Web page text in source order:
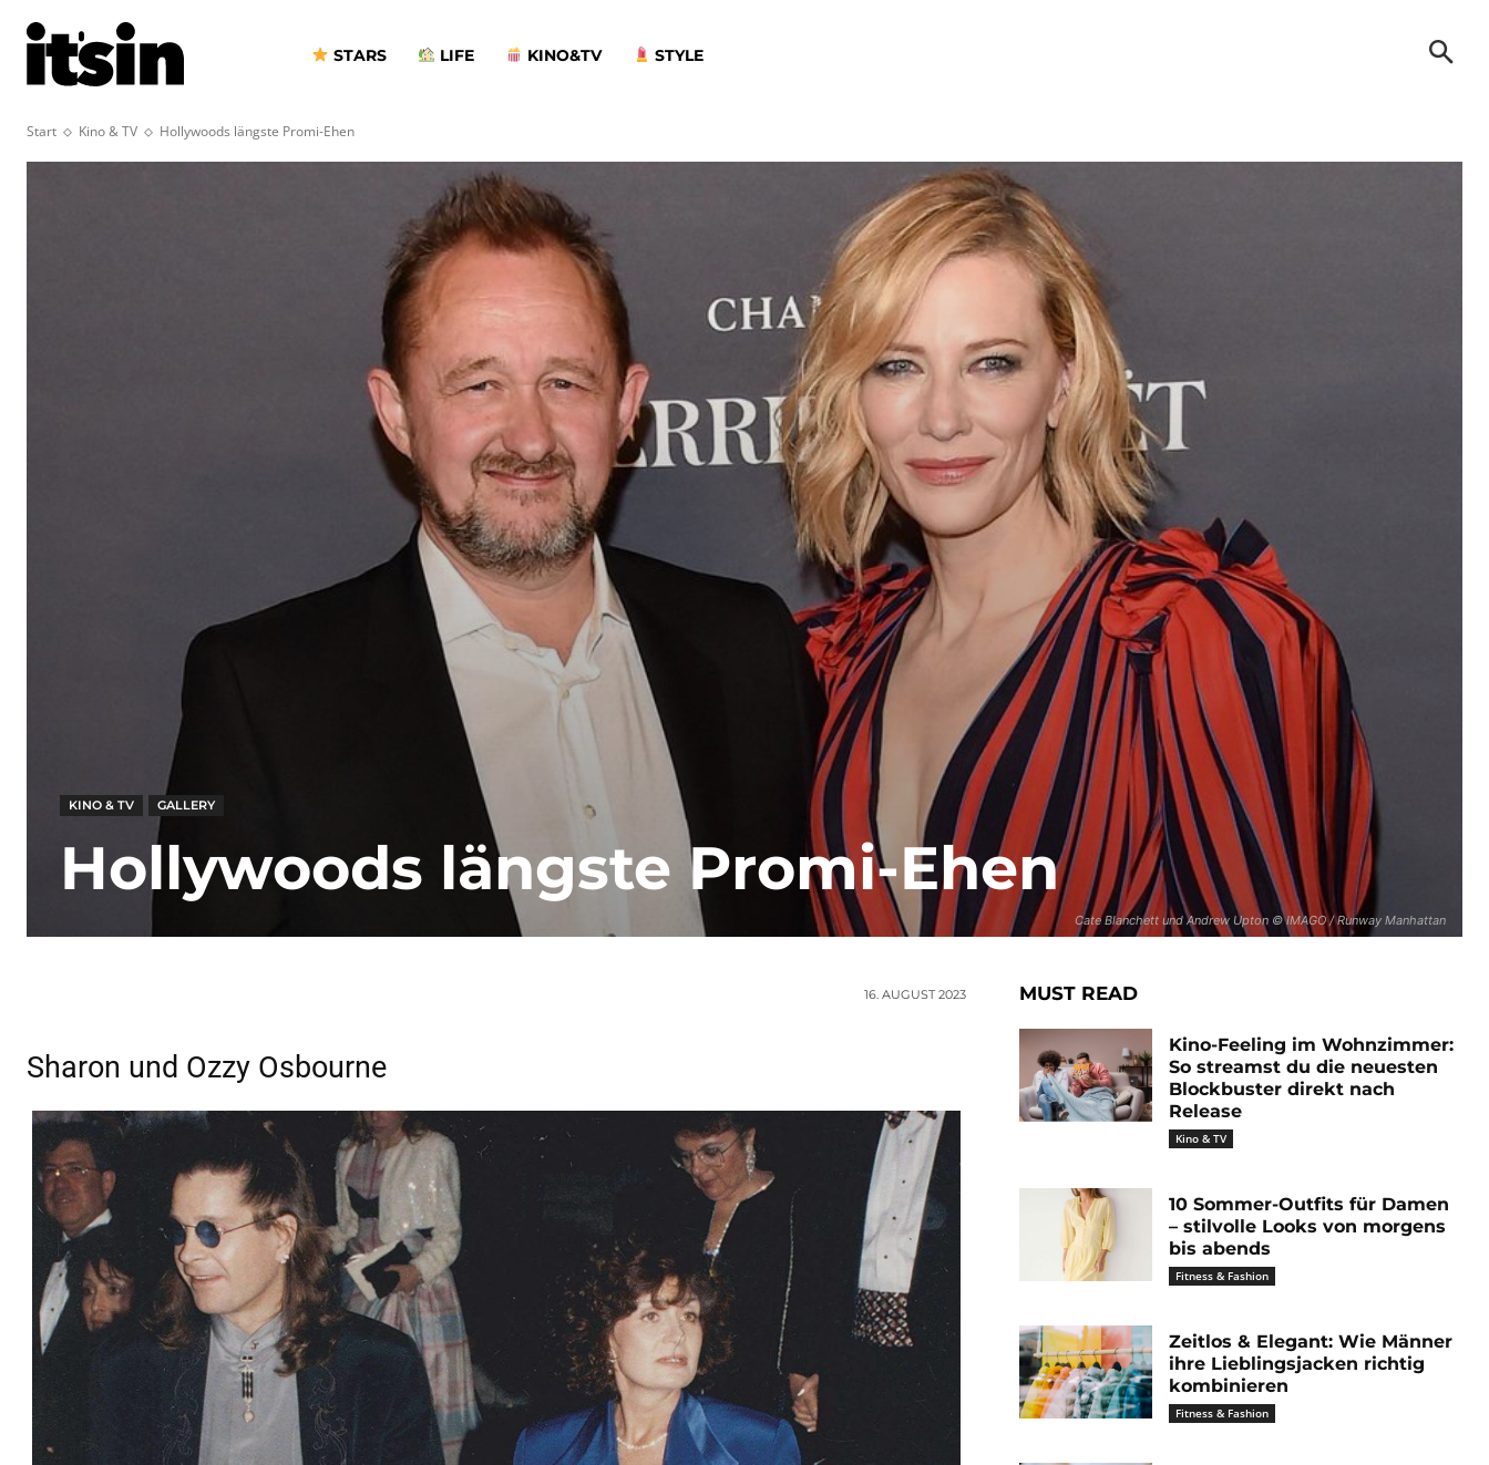
STARS LIFE KINO&TV STYLE
Start Kino & TV Hollywoods längste Promi-Ehen
Cate Blanchett und Andrew Upton © IMAGO / Runway Manhattan
KINO & TV GALLERY
Hollywoods längste Promi-Ehen
16. AUGUST 2023
Sharon und Ozzy Osbourne
MUST READ
Kino-Feeling im Wohnzimmer:
So streamst du die neuesten
Blockbuster direkt nach
Release
Kino & TV
10 Sommer-Outfits für Damen
– stilvolle Looks von morgens
bis abends
Fitness & Fashion
Zeitlos & Elegant: Wie Männer
ihre Lieblingsjacken richtig
kombinieren
Fitness & Fashion